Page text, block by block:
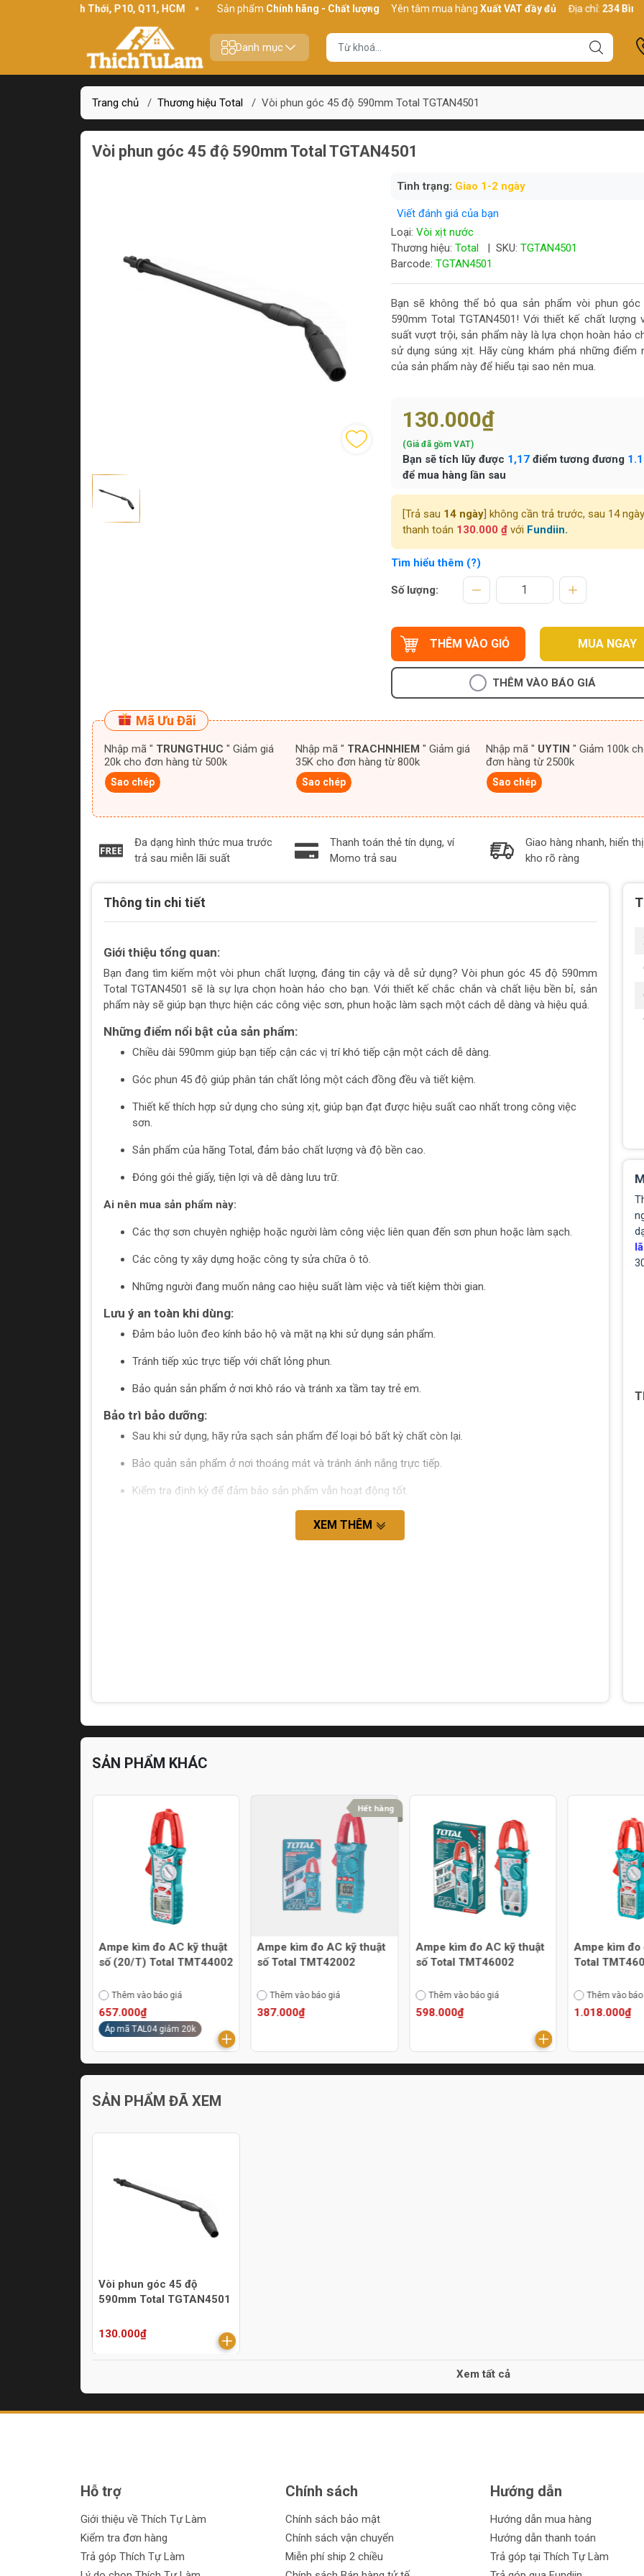
234 Bình Thới, P10, Q11, HCM Sản phẩmChính hãng - Chất lượng Yên tâm mua hàngXuất VAT đầy đủ Địa chỉ: 234 Bình Thới,
Danh mục
Trang chủ / Thương hiệu Total / Vòi phun góc 45 độ 590mm Total TGTAN4501
Vòi phun góc 45 độ 590mm Total TGTAN4501
Tình trạng: Giao 1-2 ngày
Viết đánh giá của bạn
Loại: Vòi xịt nước
Thương hiệu: Total | SKU: TGTAN4501
Barcode: TGTAN4501
Bạn sẽ không thể bỏ qua sản phẩm vòi phun
590mm Total TGTAN4501! Với thiết kế chất lượng
suất vượt trội, sản phẩm này là lựa chọn hoàn hảo
sử dụng súng xịt. Hãy cùng khám phá những điểm
của sản phẩm này để hiểu tại sao nên mua.
130.000₫
(Giá đã gồm VAT)
Bạn sẽ tích lũy được 1,17điểm tương đương
để mua hàng lần sau
[Trả sau 14 ngày] không cần trả trước, sau 14 ngày
thanh toán 130.000 ₫với Fundiin.
Tìm hiểu thêm (?)
Số lượng:
THÊM VÀO GIỎ MUA NGAY
THÊM VÀO BÁO GIÁ
Mã Ưu Đãi
Nhập mã " TRUNGTHUC " Giảm giá
20k cho đơn hàng từ 500k
Sao chép
Nhập mã " TRACHNHIEM " Giảm giá
35K cho đơn hàng từ 800k
Sao chép
Nhập mã " UYTIN " Giảm 100k cho
đơn hàng từ 2500k
Sao chép
Đa dạng hình thức mua trước
trả sau miễn lãi suất
Thanh toán thẻ tín dụng, ví
Momo trả sau
Giao hàng nhanh, hiển
kho rõ ràng
Thông tin chi tiết
Giới thiệu tổng quan:
Bạn đang tìm kiếm một vòi phun chất lượng, đáng tin cậy và dễ sử dụng? Vòi phun góc 45 độ 590mm
Total TGTAN4501 sẽ là sự lựa chọn hoàn hảo cho bạn. Với thiết kế chắc chắn và chất liệu bền bỉ, sản
phẩm này sẽ giúp bạn thực hiện các công việc sơn, phun hoặc làm sạch một cách dễ dàng và hiệu quả.
Những điểm nổi bật của sản phẩm:
Chiều dài 590mm giúp bạn tiếp cận các vị trí khó tiếp cận một cách dễ dàng.
Góc phun 45 độ giúp phân tán chất lỏng một cách đồng đều và tiết kiệm.
Thiết kế thích hợp sử dụng cho súng xịt, giúp bạn đạt được hiệu suất cao nhất trong công việc
sơn.
Sản phẩm của hãng Total, đảm bảo chất lượng và độ bền cao.
Đóng gói thẻ giấy, tiện lợi và dễ dàng lưu trữ.
Ai nên mua sản phẩm này:
Các thợ sơn chuyên nghiệp hoặc người làm công việc liên quan đến sơn phun hoặc làm sạch.
Các công ty xây dựng hoặc công ty sửa chữa ô tô.
Những người đang muốn nâng cao hiệu suất làm việc và tiết kiệm thời gian.
Lưu ý an toàn khi dùng:
Đảm bảo luôn đeo kính bảo hộ và mặt nạ khi sử dụng sản phẩm.
Tránh tiếp xúc trực tiếp với chất lỏng phun.
Bảo quản sản phẩm ở nơi khô ráo và tránh xa tầm tay trẻ em.
Bảo trì bảo dưỡng:
Sau khi sử dụng, hãy rửa sạch sản phẩm để loại bỏ bất kỳ chất còn lại.
Bảo quản sản phẩm ở nơi thoáng mát và tránh ánh nắng trực tiếp.
Kiểm tra định kỳ để đảm bảo sản phẩm vẫn hoạt động tốt.
XEM THÊM
SẢN PHẨM KHÁC
Ampe kìm đo AC kỹ thuật
số (20/T) Total TMT44002
Thêm vào báo giá
657.000₫
Áp mã TAL04 giảm 20k
Hết hàng
Ampe kìm đo AC kỹ thuật
số Total TMT42002
Thêm vào báo giá
387.000₫
Ampe kìm đo AC kỹ thuật
số Total TMT46002
Thêm vào báo giá
598.000₫
Ampe kìm đo
Total
Thêm vào
1.018.000₫
SẢN PHẨM ĐÃ XEM
Vòi phun góc 45 độ
590mm Total TGTAN4501
130.000₫
Xem tất cả
Hỗ trợ
Giới thiệu về Thích Tự Làm
Kiểm tra đơn hàng
Trả góp Thích Tự Làm
Chính sách
Chính sách bảo mật
Chính sách vận chuyển
Miễn phí ship 2 chiều
Hướng dẫn
Hướng dẫn mua hàng
Hướng dẫn thanh toán
Trả góp tại Thích Tự Làm